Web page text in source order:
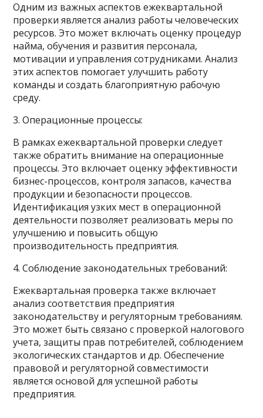
Одним из важных аспектов ежеквартальной
проверки является анализ работы человеческих
ресурсов. Это может включать оценку процедур
найма, обучения и развития персонала,
мотивации и управления сотрудниками. Анализ
этих аспектов помогает улучшить работу
команды и создать благоприятную рабочую
среду.
3. Операционные процессы:
В рамках ежеквартальной проверки следует
также обратить внимание на операционные
процессы. Это включает оценку эффективности
бизнес-процессов, контроля запасов, качества
продукции и безопасности процессов.
Идентификация узких мест в операционной
деятельности позволяет реализовать меры по
улучшению и повысить общую
производительность предприятия.
4. Соблюдение законодательных требований:
Ежеквартальная проверка также включает
анализ соответствия предприятия
законодательству и регуляторным требованиям.
Это может быть связано с проверкой налогового
учета, защиты прав потребителей, соблюдением
экологических стандартов и др. Обеспечение
правовой и регуляторной совместимости
является основой для успешной работы
предприятия.